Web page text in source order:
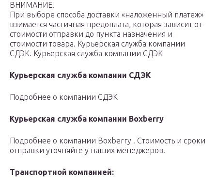
ВНИМАНИЕ!
При выборе способа доставки «наложенный платеж»
взимается частичная предоплата, которая зависит от
стоимости отправки до пункта назначения и
стоимости товара. Курьерская служба компании
СДЭК. Курьерская служба компании СДЭК
Курьерская служба компании СДЭК
Подробнее о компании СДЭК
Курьерская служба компании Boxberry
Подробнее о компании Boxberry . Стоимость и сроки
отправки уточняйте у наших менеджеров.
Транспортной компанией: